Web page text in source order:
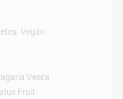
Vegán.
Vesca
Fruit